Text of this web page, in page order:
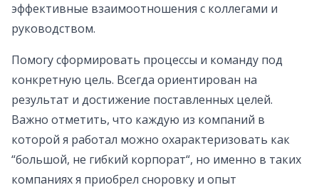
эффективные взаимоотношения с коллегами и
руководством.
Помогу сформировать процессы и команду под
конкретную цель. Всегда ориентирован на
результат и достижение поставленных целей.
Важно отметить, что каждую из компаний в
которой я работал можно охарактеризовать как
“большой, не гибкий корпорат“, но именно в таких
компаниях я приобрел сноровку и опыт